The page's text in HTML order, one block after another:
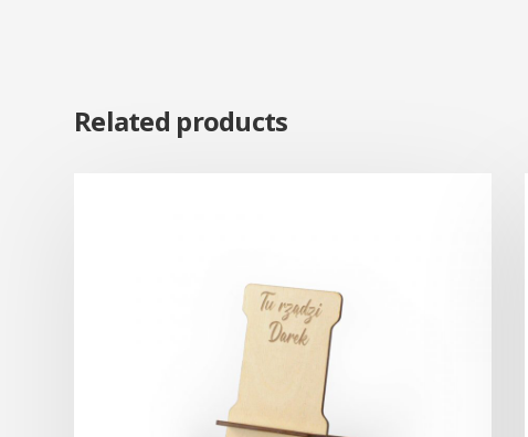
Related products